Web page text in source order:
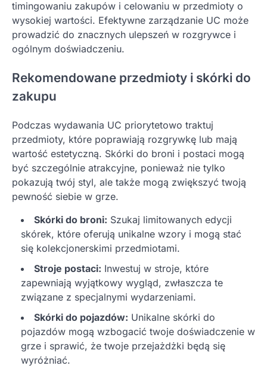
timingowaniu zakupów i celowaniu w przedmioty o
wysokiej wartości. Efektywne zarządzanie UC może
prowadzić do znacznych ulepszeń w rozgrywce i
ogólnym doświadczeniu.
Rekomendowane przedmioty i skórki do
zakupu
Podczas wydawania UC priorytetowo traktuj
przedmioty, które poprawiają rozgrywkę lub mają
wartość estetyczną. Skórki do broni i postaci mogą
być szczególnie atrakcyjne, ponieważ nie tylko
pokazują twój styl, ale także mogą zwiększyć twoją
pewność siebie w grze.
Skórki do broni: Szukaj limitowanych edycji
skórek, które oferują unikalne wzory i mogą stać
się kolekcjonerskimi przedmiotami.
Stroje postaci: Inwestuj w stroje, które
zapewniają wyjątkowy wygląd, zwłaszcza te
związane z specjalnymi wydarzeniami.
Skórki do pojazdów: Unikalne skórki do
pojazdów mogą wzbogacić twoje doświadczenie w
grze i sprawić, że twoje przejażdżki będą się
wyróżniać.